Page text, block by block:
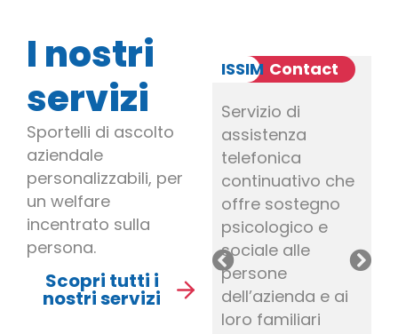
I nostri
servizi
Sportelli di ascolto
aziendale
personalizzabili, per
un welfare
incentrato sulla
persona.
Scopri tutti i
nostri servizi
ISSIM in
Azienda
Sportello
d’ascolto
settimanale
disponibile
direttamente in
azienda per
supportare la
persona nella
ISSIM Contact
Servizio di
assistenza
telefonica
continuativo che
offre sostegno
psicologico e
sociale alle
persone
dell’azienda e ai
loro familiari